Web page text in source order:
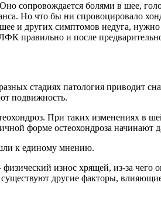
сопровождается болями в шее,
Но что бы ни спровоцировало
и других симптомов недуга,
правильно и после
стадиях патология приводит
подвижность.
При таких изменениях в
форме остеохондроза
к единому мнению.
износ хрящей, из-за
другие факторы,